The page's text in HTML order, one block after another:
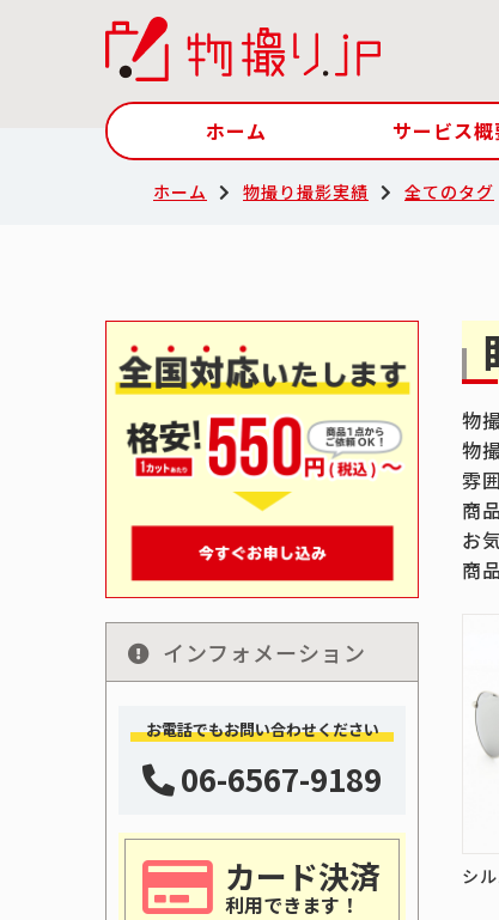
ホーム サービス概
ホーム 物撮り撮影実績 全てのタグ
物
物
雰
商
お
商
シ
インフォメーション
お電話でもお問い合わせください
06-6567-9189
カード決済
利用できます！